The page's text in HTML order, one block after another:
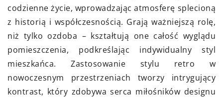
codzienne życie, wprowadzając atmosferę splecioną
z historią i współczesnością. Grają ważniejszą rolę,
niż tylko ozdoba – kształtują one całość wyglądu
pomieszczenia, podkreślając indywidualny styl
mieszkańca. Zastosowanie stylu retro w
nowoczesnym przestrzeniach tworzy intrygujący
kontrast, który zdobywa serca miłośników designu